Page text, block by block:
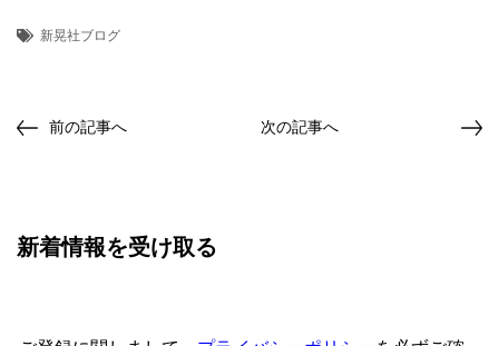
新晃社ブログ
前の記事へ 次の記事へ
新着情報を受け取る